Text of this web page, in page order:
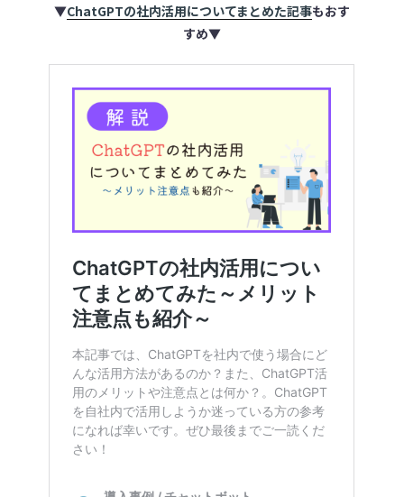
▼ChatGPTの社内活用についてまとめた記事もおす
すめ▼